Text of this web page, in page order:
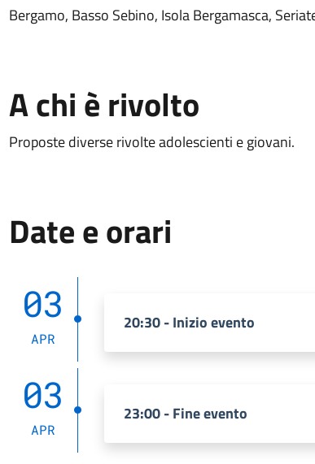
Bergamo, Basso Sebino, Isola Bergamasca,
A chi è rivolto
Proposte diverse rivolte adolescienti e giovani.
Date e orari
03
APR
20:30 - Inizio evento
03
APR
23:00 - Fine evento